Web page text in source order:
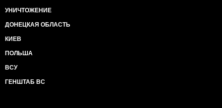
УНИЧТОЖЕНИЕ
ДОНЕЦКАЯ ОБЛАСТЬ
КИЕВ
ПОЛЬША
ВСУ
ГЕНШТАБ ВС